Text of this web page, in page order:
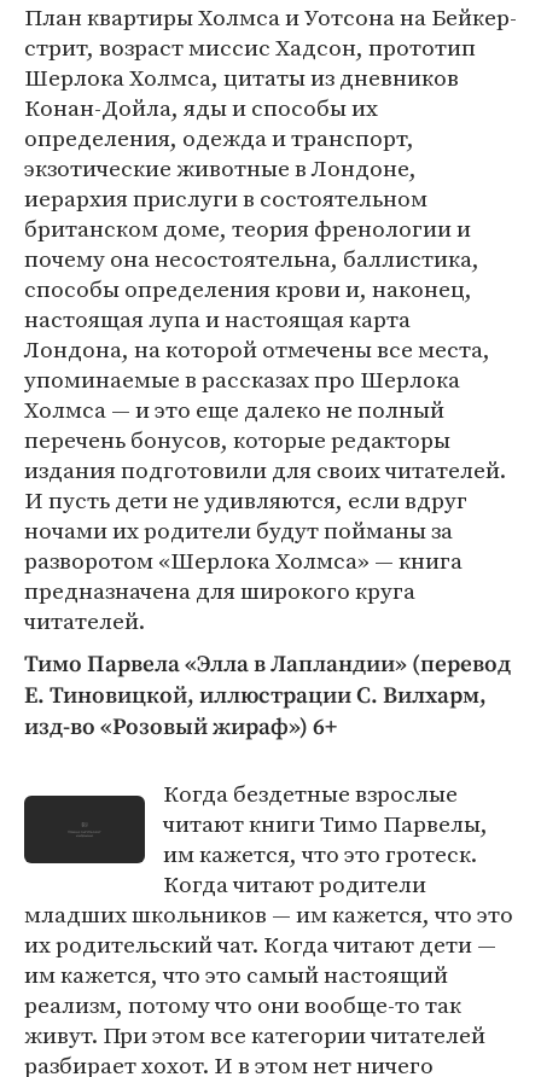
План квартиры Холмса и Уотсона на Бейкер-
стрит, возраст миссис Хадсон, прототип
Шерлока Холмса, цитаты из дневников
Конан-Дойла, яды и способы их
определения, одежда и транспорт,
экзотические животные в Лондоне,
иерархия прислуги в состоятельном
британском доме, теория френологии и
почему она несостоятельна, баллистика,
способы определения крови и, наконец,
настоящая лупа и настоящая карта
Лондона, на которой отмечены все места,
упоминаемые в рассказах про Шерлока
Холмса — и это еще далеко не полный
перечень бонусов, которые редакторы
издания подготовили для своих читателей.
И пусть дети не удивляются, если вдруг
ночами их родители будут пойманы за
разворотом «Шерлока Холмса» — книга
предназначена для широкого круга
читателей.
Тимо Парвела «Элла в Лапландии» (перевод
Е. Тиновицкой, иллюстрации С. Вилхарм,
изд-во «Розовый жираф») 6+
Когда бездетные взрослые
читают книги Тимо Парвелы,
им кажется, что это гротеск.
Когда читают родители
младших школьников — им кажется, что это
их родительский чат. Когда читают дети —
им кажется, что это самый настоящий
реализм, потому что они вообще-то так
живут. При этом все категории читателей
разбирает хохот. И в этом нет ничего